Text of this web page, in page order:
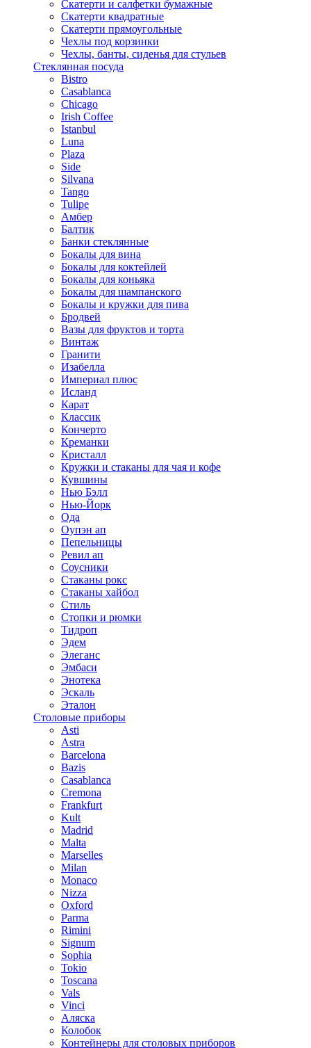
Скатерти и салфетки бумажные
Скатерти квадратные
Скатерти прямоугольные
Чехлы под корзинки
Чехлы, банты, сиденья для стульев
Стеклянная посуда
Bistro
Casablanca
Chicago
Irish Coffee
Istanbul
Luna
Plaza
Side
Silvana
Tango
Tulipe
Амбер
Балтик
Банки стеклянные
Бокалы для вина
Бокалы для коктейлей
Бокалы для коньяка
Бокалы для шампанского
Бокалы и кружки для пива
Бродвей
Вазы для фруктов и торта
Винтаж
Гранити
Изабелла
Империал плюс
Исланд
Карат
Классик
Кончерто
Креманки
Кристалл
Кружки и стаканы для чая и кофе
Кувшины
Нью Бэлл
Нью-Йорк
Ода
Оупэн ап
Пепельницы
Ревил ап
Соусники
Стаканы рокс
Стаканы хайбол
Стиль
Стопки и рюмки
Тидроп
Эдем
Элеганс
Эмбаси
Энотека
Эскаль
Эталон
Столовые приборы
Asti
Astra
Barcelona
Bazis
Casablanca
Cremona
Frankfurt
Kult
Madrid
Malta
Marselles
Milan
Monaco
Nizza
Oxford
Parma
Rimini
Signum
Sophia
Tokio
Toscana
Vals
Vinci
Аляска
Колобок
Контейнеры для столовых приборов